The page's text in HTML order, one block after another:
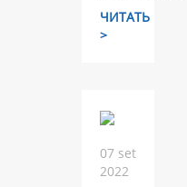
ЧИТАТЬ
>
07 set
2022